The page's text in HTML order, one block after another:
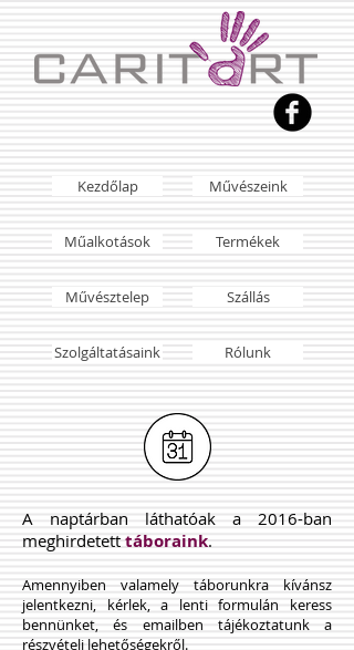
A naptárban láthatóak a 2016-ban
meghirdetett táboraink.
Amennyiben valamely táborunkra kívánsz
jelentkezni, kérlek, a lenti formulán keress
bennünket, és emailben tájékoztatunk a
részvételi lehetőségekről.
Kezdőlap Művészeink
Műalkotások Termékek
Művésztelep Szállás
Szolgáltatásaink Rólunk